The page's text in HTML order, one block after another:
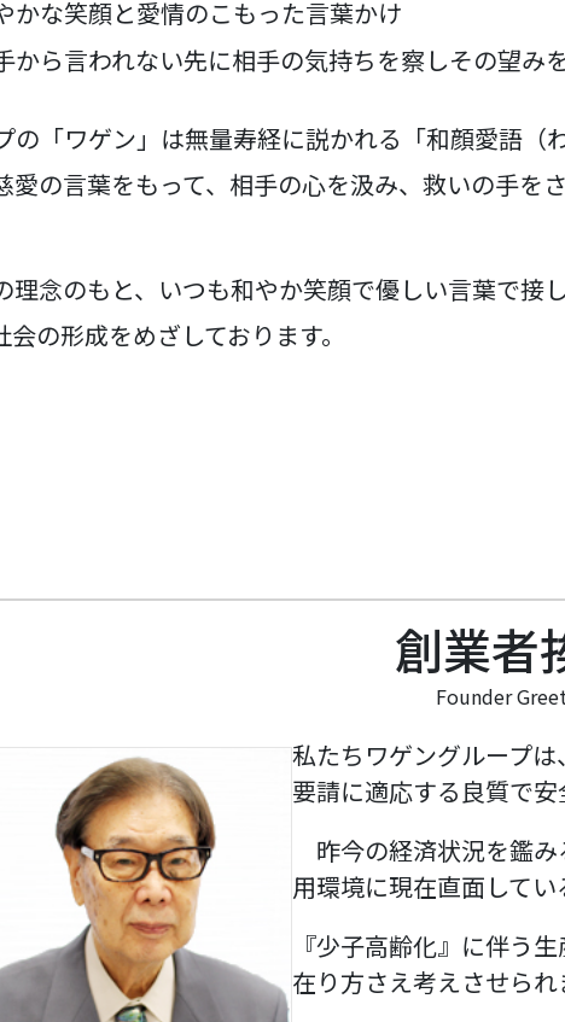
かな笑顔と愛情のこもった言葉かけ
から言われない先に相手の気持ちを察しその望み
の「ワゲン」は無量寿経に説かれる「和顔愛語
愛の言葉をもって、相手の心を汲み、救いの手を
理念のもと、いつも和やか笑顔で優しい言葉で
会の形成をめざしております。
創業者
Founder
私たちワゲングループ
要請に適応する良質で安
昨今の経済状況を鑑み
用環境に現在直面してい
『少子高齢化』に伴う
在り方さえ考えさせられ